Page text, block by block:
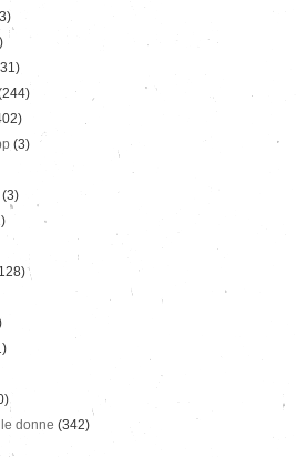
(3)
(3)
donne (342)